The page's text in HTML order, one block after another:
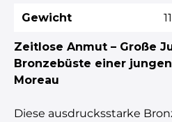
Gewicht
Zeitlose Anmut – Große
Bronzebüste einer
Moreau
Diese ausdrucksstarke